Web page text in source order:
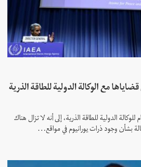
مع الوكالة الدولية للطاقة الذرية
للوكالة الدولية للطاقة الذرية، إلى أنه لا تزال هناك
بشأن وجود ذرات يورانيوم في مواقع...